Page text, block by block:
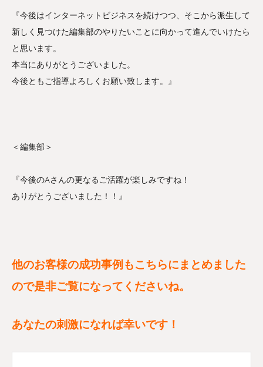
『今後はインターネットビジネスを続けつつ、そこから派生して
新しく見つけた編集部のやりたいことに向かって進んでいけたら
と思います。
本当にありがとうございました。
今後ともご指導よろしくお願い致します。』
＜編集部＞
『今後のAさんの更なるご活躍が楽しみですね！
ありがとうございました！！』
他のお客様の成功事例もこちらにまとめました
ので是非ご覧になってくださいね。
あなたの刺激になれば幸いです！